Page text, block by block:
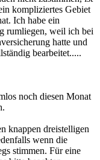
kompliziertes Gebiet
Ich habe ein
rumliegen, weil ich bei
hatte und
bearbeitet.....
noch diesen Monat
knappen dreistelligen
wenn die
stimmen. Für eine